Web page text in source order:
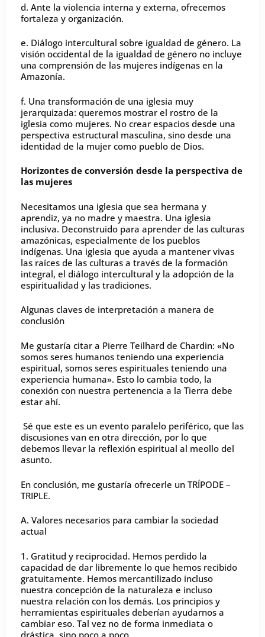
d. Ante la violencia interna y externa, ofrecemos
fortaleza y organización.
e. Diálogo intercultural sobre igualdad de género. La
visión occidental de la igualdad de género no incluye
una comprensión de las mujeres indígenas en la
Amazonía.
f. Una transformación de una iglesia muy
jerarquizada: queremos mostrar el rostro de la
iglesia como mujeres. No crear espacios desde una
perspectiva estructural masculina, sino desde una
identidad de la mujer como pueblo de Dios.
Horizontes de conversión desde la perspectiva de
las mujeres
Necesitamos una iglesia que sea hermana y
aprendiz, ya no madre y maestra. Una iglesia
inclusiva. Deconstruido para aprender de las culturas
amazónicas, especialmente de los pueblos
indígenas. Una iglesia que ayuda a mantener vivas
las raíces de las culturas a través de la formación
integral, el diálogo intercultural y la adopción de la
espiritualidad y las tradiciones.
Algunas claves de interpretación a manera de
conclusión
Me gustaría citar a Pierre Teilhard de Chardin: «No
somos seres humanos teniendo una experiencia
espiritual, somos seres espirituales teniendo una
experiencia humana». Esto lo cambia todo, la
conexión con nuestra pertenencia a la Tierra debe
estar ahí.
Sé que este es un evento paralelo periférico, que las
discusiones van en otra dirección, por lo que
debemos llevar la reflexión espiritual al meollo del
asunto.
En conclusión, me gustaría ofrecerle un TRÍPODE –
TRIPLE.
A. Valores necesarios para cambiar la sociedad
actual
1. Gratitud y reciprocidad. Hemos perdido la
capacidad de dar libremente lo que hemos recibido
gratuitamente. Hemos mercantilizado incluso
nuestra concepción de la naturaleza e incluso
nuestra relación con los demás. Los principios y
herramientas espirituales deberían ayudarnos a
cambiar eso. Tal vez no de forma inmediata o
drástica, sino poco a poco.